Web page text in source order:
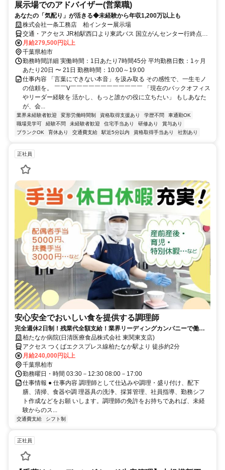
展示場でのアドバイザー(営業職)
あなたの「気配り」が活きる◆未経験から年収1,200万以上も
株式会社一条工務店 柏インター展示場
交通・アクセス JR柏駅西口より東武バス 国立がんセンター行終点下
車 徒歩5分
月給279,500円以上
千葉県柏市
勤務時間詳細 実働時間：1日あたり7時間45分 平均勤務日数：1ヶ月
あたり20日 〜 21日 勤務時間：10:00～19:00
仕事内容 「言葉にできない本音」を汲み取る その感性で、一生モノ
の信頼を。 ￣￣V￣￣￣￣￣￣￣￣￣￣￣￣ 「現在のバックオフィス
やリーダー経験を 活かし、もっと誰かの役に立ちたい」 もしあなた
が、会...
業界未経験者歓迎 変形労働時間制 資格取得支援あり 学歴不問
車通勤OK
職場見学可
経験不問 未経験者歓迎 住宅手当あり 研修あり
賞与あり
ブランクOK
育休あり 交通費支給 駅近5分以内 資格取得手当あり 社割あり
正社員
安心安全でおいしい食を提供する調理師
完全週休2日制！残業代全額支給！業界リーディングカンパニーで働き
ませんか？！
柏たなか病院(日清医療食品株式会社 東関東支店)
アクセス つくばエクスプレス線柏たなか駅より 徒歩約2分
月給240,000円以上
千葉県柏市
勤務曜日・時間 03:30－12:30 08:00－17:00
仕事情報 ● 仕事内容 調理師として仕込みや調理・盛り付け、配下
膳、清掃、食器や調 理器具の洗浄、採算管理、社員指導、勤務シフ
ト作成などをお願 いします。調理師の免許をお持ちであれば、未経
験からのス...
交通費支給 シフト制
正社員